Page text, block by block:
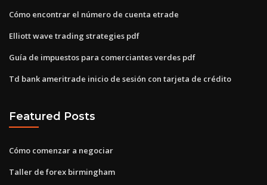
Cómo encontrar el número de cuenta etrade
Elliott wave trading strategies pdf
Guía de impuestos para comerciantes verdes pdf
Td bank ameritrade inicio de sesión con tarjeta de crédito
Featured Posts
Cómo comenzar a negociar
Taller de forex birmingham